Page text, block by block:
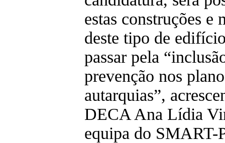
estas construções e
deste tipo de
passar pela
prevenção nos
autarquias”,
DECA Ana Lídia
equipa do